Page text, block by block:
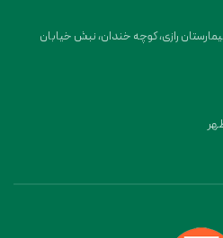
رازی، کوچه خندان، نبش خیابان